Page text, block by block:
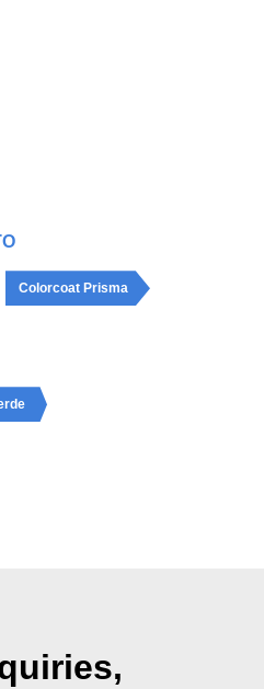
Colorcoat Prisma